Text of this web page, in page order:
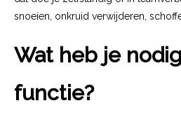
snoeien, onkruid verwijderen,
Wat heb je
functie?